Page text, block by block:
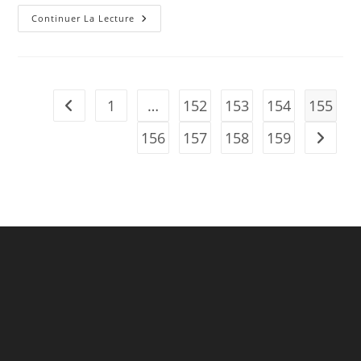
Continuer La Lecture CARON,
Jean-
Go to the previous page
1 … 152 153 154
155
156
157 158 159 Aller à